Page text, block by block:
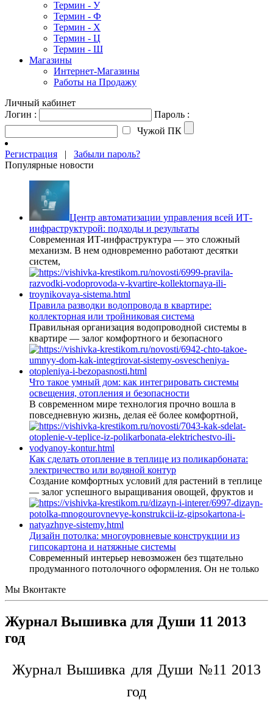
Термин - У
Термин - Ф
Термин - Х
Термин - Ц
Термин - Ш
Магазины
Интернет-Магазины
Работы на Продажу
Личный кабинет
Логин :
Пароль :
Чужой ПК
Регистрация | Забыли пароль?
Популярные новости
Центр автоматизации управления всей ИТ-
инфраструктурой: подходы и результаты
Современная ИТ-инфраструктура — это сложный
механизм. В нем одновременно работают десятки
систем,
Правила разводки водопровода в квартире:
коллекторная или тройниковая система
Правильная организация водопроводной системы в
квартире — залог комфортного и безопасного
Что такое умный дом: как интегрировать системы
освещения, отопления и безопасности
В современном мире технология прочно вошла в
повседневную жизнь, делая её более комфортной,
Как сделать отопление в теплице из поликарбоната:
электричество или водяной контур
Создание комфортных условий для растений в теплице
— залог успешного выращивания овощей, фруктов и
Дизайн потолка: многоуровневые конструкции из
гипсокартона и натяжные системы
Современный интерьер невозможен без тщательно
продуманного потолочного оформления. Он не только
Мы Вконтакте
Журнал Вышивка для Души 11 2013
год
Журнал Вышивка для Души №11 2013
год